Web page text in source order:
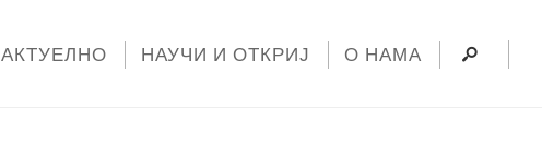
АКТУЕЛНО НАУЧИ И ОТКРИЈ О НАМА